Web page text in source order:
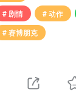
# 剧情 # 动作
# 赛博朋克